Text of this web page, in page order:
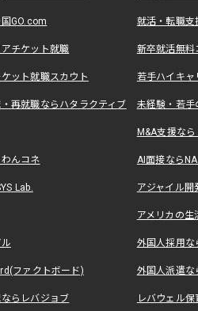
GO.com 就活・転職
チケット就職 新卒就活無料
ット就職スカウト 若手ハイキ
再就職ならハタラクティブ 未経験・若手
M&A支援な
んコネ AI面接なら
Lab. アジャイル
アメリカの
外国人採用
ファクトボード) 外国人派遣な
らレバジョブ レバウェル